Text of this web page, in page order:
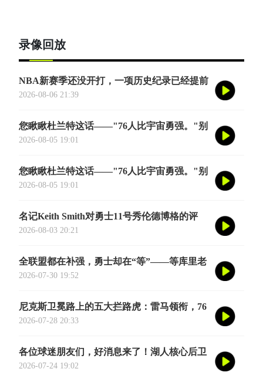
录像回放
NBA新赛季还没开打，一项历史纪录已经提前
诞生——英国篮球俱乐部伦敦雄狮将首次站上
2026-08-06 21:39
您瞅瞅杜兰特这话——"76人比宇宙勇强。"别
觉得他是谦虚或者脑子进水了，我给您掰开了
2026-08-05 19:01
您瞅瞅杜兰特这话——"76人比宇宙勇强。"别
觉得他是谦虚或者脑子进水了，我给您掰开了
2026-08-05 19:01
名记Keith Smith对勇士11号秀伦德博格的评
价，用词非常精准。他说伦德博格是夏联最耀
2026-08-03 20:21
全联盟都在补强，勇士却在“等”——等库里老
去的那一天
2026-07-30 19:52
尼克斯卫冕路上的五大拦路虎：雷马领衔，76
人四巨头在列
2026-07-28 20:33
各位球迷朋友们，好消息来了！湖人核心后卫
奥斯汀·里夫斯的2026中国行「紫金之旅」正
2026-07-24 19:02